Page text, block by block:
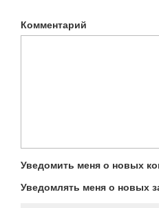
Комментарий
Уведомить меня о новых
Уведомлять меня о новых